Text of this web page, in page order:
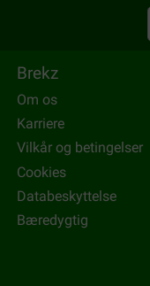
Brekz
Om os
Karriere
Vilkår og betingelser
Cookies
Databeskyttelse
Bæredygtig